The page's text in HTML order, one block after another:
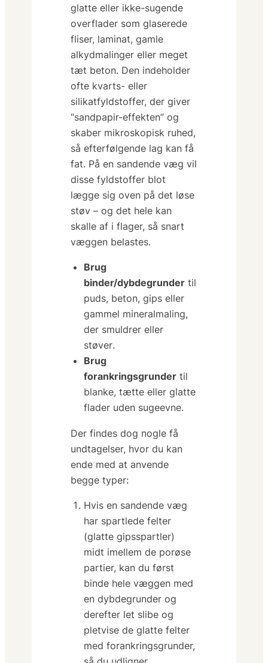
glatte eller ikke-sugende
overflader som glaserede
fliser, laminat, gamle
alkydmalinger eller meget
tæt beton. Den indeholder
ofte kvarts- eller
silikatfyldstoffer, der giver
“sandpapir-effekten” og
skaber mikroskopisk ruhed,
så efterfølgende lag kan få
fat. På en sandende væg vil
disse fyldstoffer blot
lægge sig oven på det løse
støv – og det hele kan
skalle af i flager, så snart
væggen belastes.
Brug
binder/dybdegrunder til
puds, beton, gips eller
gammel mineralmaling,
der smuldrer eller
støver.
Brug
forankringsgrunder til
blanke, tætte eller glatte
flader uden sugeevne.
Der findes dog nogle få
undtagelser, hvor du kan
ende med at anvende
begge typer:
Hvis en sandende væg
har spartlede felter
(glatte gipsspartler)
midt imellem de porøse
partier, kan du først
binde hele væggen med
en dybdegrunder og
derefter let slibe og
pletvise de glatte felter
med forankringsgrunder,